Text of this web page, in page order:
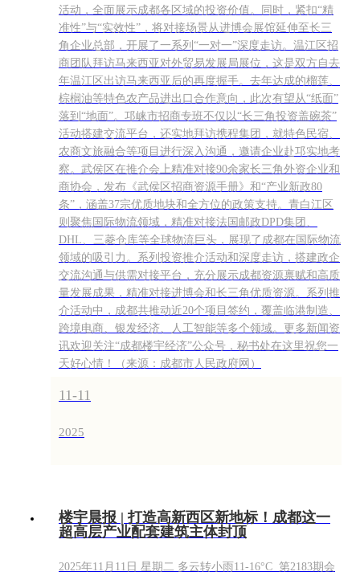
活动，全面展示成都各区域的投资价值。同时，紧扣“精
准性”与“实效性”，将对接场景从进博会展馆延伸至长三
角企业总部，开展了一系列“一对一”深度走访。温江区招
商团队拜访马来西亚对外贸易发展局展位，这是双方自去
年温江区出访马来西亚后的再度握手。去年达成的榴莲、
棕榈油等特色农产品进出口合作意向，此次有望从“纸面”
落到“地面”。邛崃市招商专班不仅以“长三角投资盖碗茶”
活动搭建交流平台，还实地拜访携程集团，就特色民宿、
农商文旅融合等项目进行深入沟通，邀请企业赴邛实地考
察。武侯区在推介会上精准对接90余家长三角外资企业和
商协会，发布《武侯区招商资源手册》和“产业新政80
条”，涵盖37宗优质地块和全方位的政策支持。青白江区
则聚焦国际物流领域，精准对接法国邮政DPD集团、
DHL、三菱仓库等全球物流巨头，展现了成都在国际物流
领域的吸引力。系列投资推介活动和深度走访，搭建政企
交流沟通与供需对接平台，充分展示成都资源禀赋和高质
量发展成果，精准对接进博会和长三角优质资源。系列推
介活动中，成都共推动近20个项目签约，覆盖临港制造、
跨境电商、银发经济、人工智能等多个领域。更多新闻资
讯欢迎关注“成都楼宇经济”公众号，秘书处在这里祝您一
天好心情！（来源：成都市人民政府网）
11-11
2025
楼宇晨报 | 打造高新西区新地标！成都这一
超高层产业配套建筑主体封顶
2025年11月11日 星期二 多云转小雨11-16°C 第2183期会